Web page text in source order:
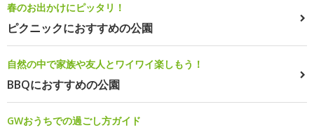
春のお出かけにピッタリ！
ピクニックにおすすめの公園
自然の中で家族や友人とワイワイ楽しもう！
BBQにおすすめの公園
GWおうちでの過ごし方ガイド